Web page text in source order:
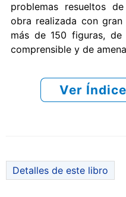
problemas resueltos
obra realizada con
más de 150 figuras,
comprensible y de
Ver
Detalles de este libro